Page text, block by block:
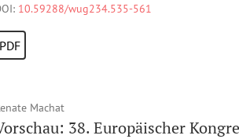
10.59288/wug234.535-561
PDF
Machat
38. Europäischer